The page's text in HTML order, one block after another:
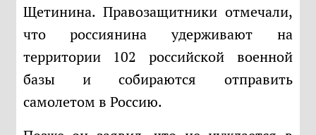
Щетинина. Правозащитники отмечали,
что россиянина удерживают на
территории 102 российской военной
базы и собираются отправить
самолетом в Россию.